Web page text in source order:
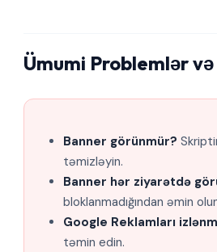
Ümumi Problemlər
Banner görünmür?
təmizləyin.
Banner hər ziyarətdə
bloklanmadığından əmin
Google Reklamları
təmin edin.